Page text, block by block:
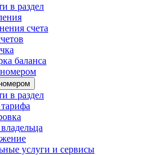
в раздел
счета
баланса
в раздел
услуги и сервисы